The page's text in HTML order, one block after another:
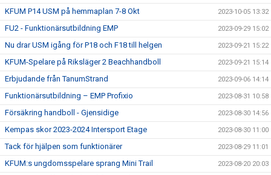
KFUM P14 USM på hemmaplan 7-8 Okt 2023-10-05 13:32
FU2 - Funktionärsutbildning EMP 2023-09-29 15:02
Nu drar USM igång för P18 och F18 till helgen 2023-09-21 15:22
KFUM-Spelare på Riksläger 2 Beachhandboll 2023-09-21 15:14
Erbjudande från TanumStrand 2023-09-06 14:14
Funktionärsutbildning – EMP Profixio 2023-08-31 10:58
Försäkring handboll - Gjensidige 2023-08-30 14:56
Kempas skor 2023-2024 Intersport Etage 2023-08-30 11:00
Tack för hjälpen som funktionärer 2023-08-29 11:01
KFUM:s ungdomsspelare sprang Mini Trail 2023-08-20 20:03